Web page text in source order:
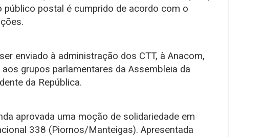
público postal é cumprido de acordo com o
enviado à administração dos CTT, à Anacom,
grupos parlamentares da Assembleia da
da República.
aprovada uma moção de solidariedade em
338 (Piornos/Manteigas). Apresentada